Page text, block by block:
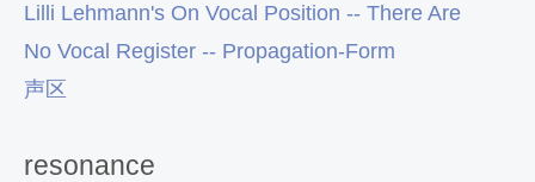
Lilli Lehmann's On Vocal Position -- There Are
No Vocal Register -- Propagation-Form
声区
resonance